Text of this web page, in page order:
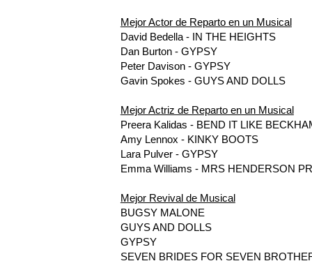
Mejor Actor de Reparto en un Musical
David Bedella - IN THE HEIGHTS
Dan Burton - GYPSY
Peter Davison - GYPSY
Gavin Spokes - GUYS AND DOLLS
Mejor Actriz de Reparto en un Musical
Preera Kalidas - BEND IT LIKE
Amy Lennox - KINKY BOOTS
Lara Pulver - GYPSY
Emma Williams - MRS HENDERSON
Mejor Revival de Musical
BUGSY MALONE
GUYS AND DOLLS
GYPSY
SEVEN BRIDES FOR SEVEN